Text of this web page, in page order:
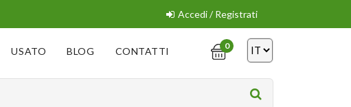
Accedi / Registrati
USATO BLOG CONTATTI 0